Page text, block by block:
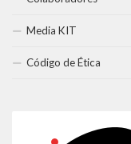
Media KIT
Código de Ética